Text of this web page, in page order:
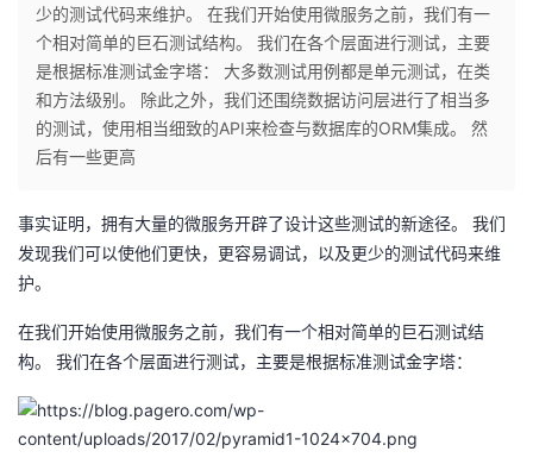
个
人
主
我
的
发
我
的
我
少的测试代码来维护。 在我们开始使用微服务之前，我们有一
个相对简单的巨石测试结构。 我们在各个层面进行测试，主要
是根据标准测试金字塔： 大多数测试用例都是单元测试，在类
和方法级别。 除此之外，我们还围绕数据访问层进行了相当多
的测试，使用相当细致的API来检查与数据库的ORM集成。 然
后有一些更高
事实证明，拥有大量的微服务开辟了设计这些测试的新途径。
我们
发现我们可以使他们更快，更容易调试，以及更少的测试代码来维
护。
在我们开始使用微服务之前，我们有一个相对简单的巨石测试结
构。
我们在各个层面进行测试，主要是根据标准测试金字塔：